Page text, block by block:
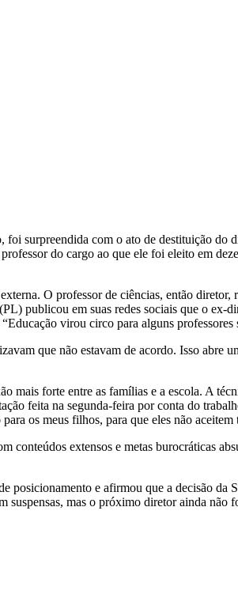
surpreendida com o ato de destituição do
do cargo ao que ele foi eleito em
O professor de ciências, então
publicou em suas redes sociais que o ex-
virou circo para alguns
que não estavam de acordo. Isso abre
forte entre as famílias e a escola. A
feita na segunda-feira por conta do
os meus filhos, para que eles não aceitem
extensos e metas burocráticas
posicionamento e afirmou que a decisão da
mas o próximo diretor ainda não